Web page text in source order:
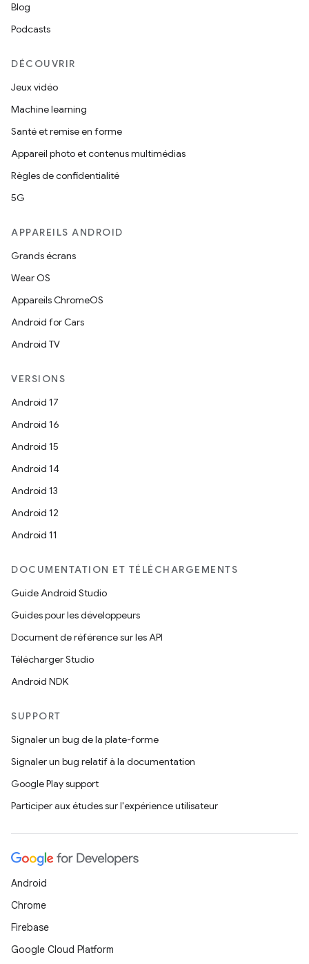
Blog
Podcasts
DÉCOUVRIR
Jeux vidéo
Machine learning
Santé et remise en forme
Appareil photo et contenus multimédias
Règles de confidentialité
5G
APPAREILS ANDROID
Grands écrans
Wear OS
Appareils ChromeOS
Android for Cars
Android TV
VERSIONS
Android 17
Android 16
Android 15
Android 14
Android 13
Android 12
Android 11
DOCUMENTATION ET TÉLÉCHARGEMENTS
Guide Android Studio
Guides pour les développeurs
Document de référence sur les API
Télécharger Studio
Android NDK
SUPPORT
Signaler un bug de la plate-forme
Signaler un bug relatif à la documentation
Google Play support
Participer aux études sur l'expérience utilisateur
Android
Chrome
Firebase
Google Cloud Platform